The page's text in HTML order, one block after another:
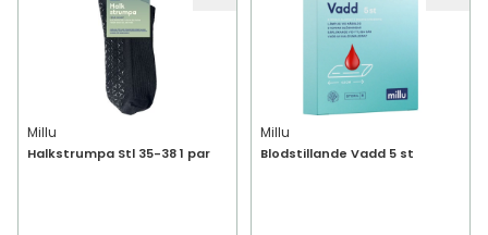
Millu
Halkstrumpa Stl 35-38 1 par
Millu
Blodstillande Vadd 5 st